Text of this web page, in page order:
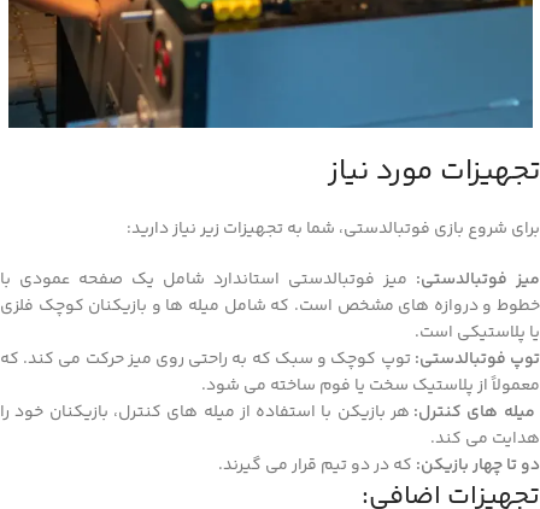
تجهیزات مورد نیاز
برای شروع بازی فوتبالدستی، شما به تجهیزات زیر نیاز دارید:
میز فوتبالدستی: میز فوتبالدستی استاندارد شامل یک صفحه عمودی با
خطوط و دروازه‌ های مشخص است. که شامل میله‌ ها و بازیکنان کوچک فلزی
یا پلاستیکی است.
توپ فوتبالدستی:توپ کوچک و سبک که به‌ راحتی روی میز حرکت می‌ کند. که
معمولاً از پلاستیک سخت یا فوم ساخته می‌ شود.
میله‌ های کنترل: هر بازیکن با استفاده از میله‌ های کنترل، بازیکنان خود را
هدایت می‌ کند.
دو تا چهار بازیکن: که در دو تیم قرار می‌ گیرند.
تجهیزات اضافی: